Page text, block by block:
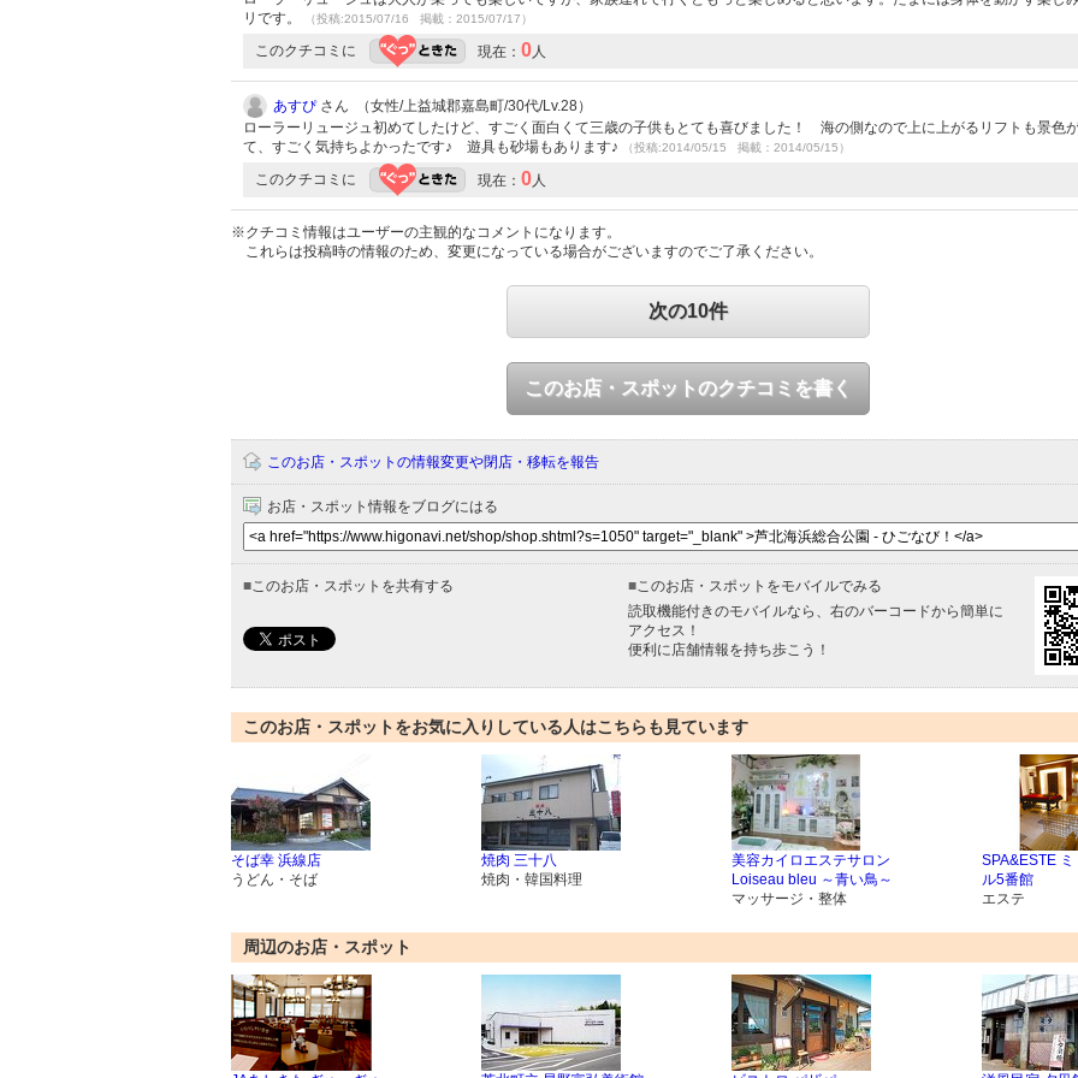
リです。
（投稿:2015/07/16 掲載：2015/07/17）
このクチコミに 現在： 0人
あすぴさん （女性/上益城郡嘉島町/30代/Lv.28）
ローラーリュージュ初めてしたけど、すごく面白くて三歳の子供もとても喜びました！ 海の側なので上に上がるリフトも景色
て、すごく気持ちよかったです♪ 遊具も砂場もあります♪
（投稿:2014/05/15 掲載：2014/05/15）
このクチコミに 現在： 0人
※クチコミ情報はユーザーの主観的なコメントになります。
これらは投稿時の情報のため、変更になっている場合がございますのでご了承ください。
次の10件
このお店・スポットのクチコミを書く
このお店・スポットの情報変更や閉店・移転を報告
お店・スポット情報をブログにはる
■このお店・スポットを共有する ■このお店・スポットをモバイルでみる
読取機能付きのモバイルなら、右のバーコードから簡単に
アクセス！
便利に店舗情報を持ち歩こう！
このお店・スポットをお気に入りしている人はこちらも見ています
そば幸 浜線店
うどん・そば
焼肉 三十八
焼肉・韓国料理
美容カイロエステサロン
Loiseau bleu ～青い鳥～
マッサージ・整体
SPA&ESTE
ル5番館
エステ
周辺のお店・スポット